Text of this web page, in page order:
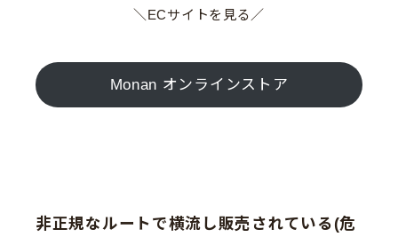
＼ECサイトを見る／
Monan オンラインストア
非正規なルートで横流し販売されている(危